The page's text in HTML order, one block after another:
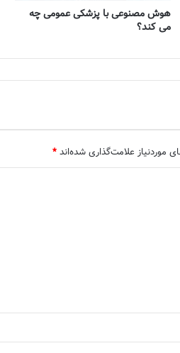
هوش مصنوعی با پزشکی عمومی چه
می کند؟
موردنیاز علامت‌گذاری شده‌اند*